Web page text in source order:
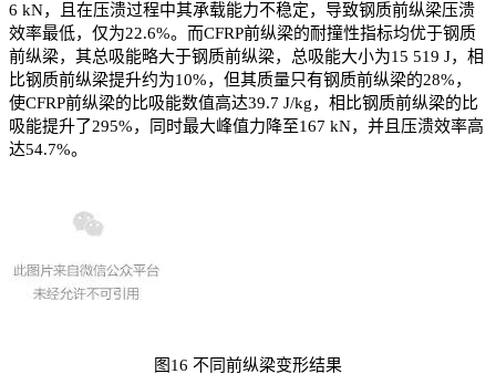
6 kN，且在压溃过程中其承载能力不稳定，导致钢质前纵梁压溃
效率最低，仅为22.6%。而CFRP前纵梁的耐撞性指标均优于钢质
前纵梁，其总吸能略大于钢质前纵梁，总吸能大小为15 519 J，相
比钢质前纵梁提升约为10%，但其质量只有钢质前纵梁的28%，
使CFRP前纵梁的比吸能数值高达39.7 J/kg，相比钢质前纵梁的比
吸能提升了295%，同时最大峰值力降至167 kN，并且压溃效率高
达54.7%。
图16 不同前纵梁变形结果